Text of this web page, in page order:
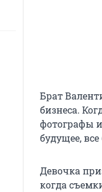
Брат
бизнеса.
фотографы
будущее, все
Девочка
когда